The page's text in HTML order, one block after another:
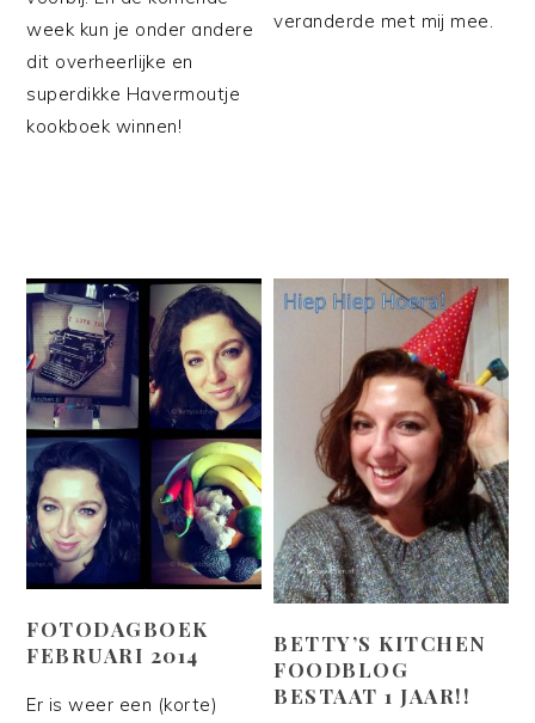
week kun je onder andere
dit overheerlijke en
superdikke Havermoutje
kookboek winnen!
veranderde met mij mee.
FOTODAGBOEK
FEBRUARI 2014
Er is weer een (korte)
BETTY’S KITCHEN
FOODBLOG
BESTAAT 1 JAAR!!